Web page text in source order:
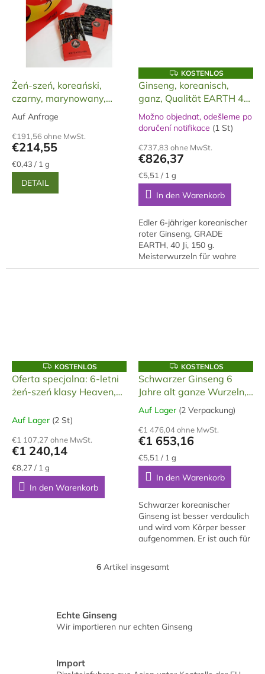
Żeń-szeń, koreański,
czarny, marynowany,
cały, 500 gramów
Die
Produktbewertung
ist
5,0
von
Sternen.
Auf Anfrage
€191,56 ohne MwSt.
€214,55
Verkaufspreis:
€0,43 / 1 g
DETAIL
K
O
S
T
N
L
O
KOSTENLOS
Ginseng, koreanisch,
ganz, Qualität EARTH 40
Ji, 6 Jahre alt, 150 g
Die
Produktbewertung
ist
von
Možno objednat, odešleme po
doručení notifikace (1 St)
€737,83 ohne MwSt.
€826,37
Verkaufspreis:
€5,51 / 1 g
In den Warenkorb
Edler 6-jähriger koreanischer
roter Ginseng, GRADE
EARTH, 40 Ji, 150 g.
Meisterwurzeln für wahre
Kenner.
K
O
S
T
L
O
KOSTENLOS
Oferta specjalna: 6-letni
żeń-szeń klasy Heaven,
Auf Lager (2 St)
€1 107,27 ohne MwSt.
€1 240,14
Verkaufspreis:
€8,27 / 1 g
In den Warenkorb
K
O
S
T
E
N
L
S
KOSTENLOS
Schwarzer Ginseng 6
Jahre alt ganze Wurzeln,
300 g
Die
Produktbewertung
ist
5,0
von
Sternen.
Auf Lager (2 Verpackung)
€1 476,04 ohne MwSt.
€1 653,16
Verkaufspreis:
€5,51 / 1 g
In den Warenkorb
Schwarzer koreanischer
Ginseng ist besser verdaulich
und wird vom Körper besser
aufgenommen. Er ist auch für
geeignet, und...
S
r
6Artikel insgesamt
Echte Ginseng
Wir importieren nur echten Ginseng
Import